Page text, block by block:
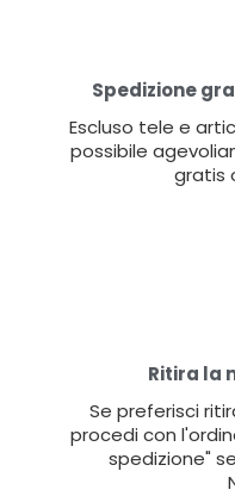
Spedizione
Escluso tele e
possibile
gratis
Ritira la
Se preferisci
procedi con
spedizione"